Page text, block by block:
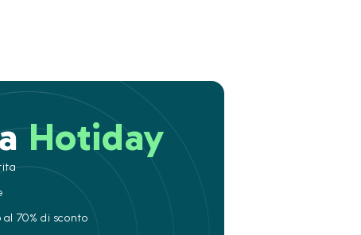
Hotiday
70% di sconto